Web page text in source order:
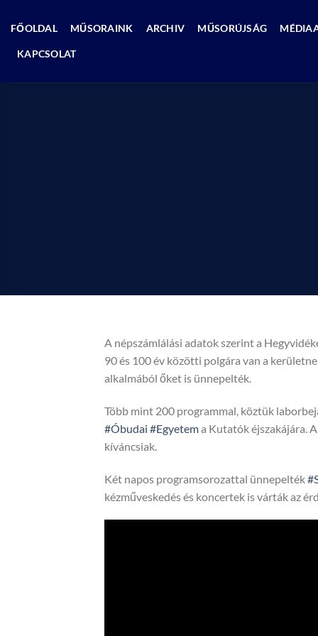
FŐOLDAL MŰSORAINK ARCHIV MŰSORÚJSÁG
KAPCSOLAT
A népszámlálási adatok szerint a
90 és 100 év közötti polgára van a
alkalmából őket is ünnepelték.
Több mint 200 programmal, köztük
#Óbudai #Egyetema Kutatók éjszakájára.
kíváncsiak.
Két napos programsorozattal ünnepelték
kézműveskedés és koncertek is várták az